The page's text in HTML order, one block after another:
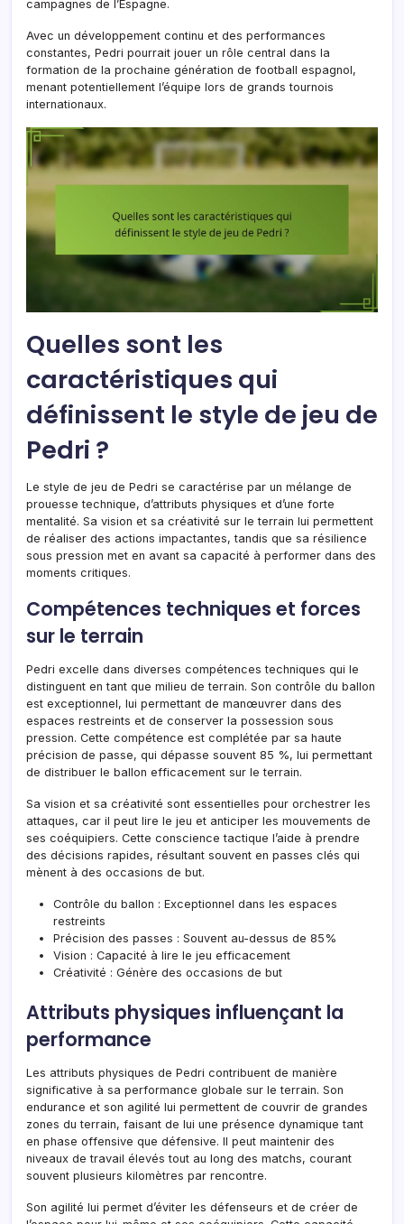
campagnes de l’Espagne.
Avec un développement continu et des performances
constantes, Pedri pourrait jouer un rôle central dans la
formation de la prochaine génération de football espagnol,
menant potentiellement l’équipe lors de grands tournois
internationaux.
Quelles sont les
caractéristiques qui
définissent le style de jeu de
Pedri ?
Le style de jeu de Pedri se caractérise par un mélange de
prouesse technique, d’attributs physiques et d’une forte
mentalité. Sa vision et sa créativité sur le terrain lui permettent
de réaliser des actions impactantes, tandis que sa résilience
sous pression met en avant sa capacité à performer dans des
moments critiques.
Compétences techniques et forces
sur le terrain
Pedri excelle dans diverses compétences techniques qui le
distinguent en tant que milieu de terrain. Son contrôle du ballon
est exceptionnel, lui permettant de manœuvrer dans des
espaces restreints et de conserver la possession sous
pression. Cette compétence est complétée par sa haute
précision de passe, qui dépasse souvent 85 %, lui permettant
de distribuer le ballon efficacement sur le terrain.
Sa vision et sa créativité sont essentielles pour orchestrer les
attaques, car il peut lire le jeu et anticiper les mouvements de
ses coéquipiers. Cette conscience tactique l’aide à prendre
des décisions rapides, résultant souvent en passes clés qui
mènent à des occasions de but.
Contrôle du ballon : Exceptionnel dans les espaces
restreints
Précision des passes : Souvent au-dessus de 85%
Vision : Capacité à lire le jeu efficacement
Créativité : Génère des occasions de but
Attributs physiques influençant la
performance
Les attributs physiques de Pedri contribuent de manière
significative à sa performance globale sur le terrain. Son
endurance et son agilité lui permettent de couvrir de grandes
zones du terrain, faisant de lui une présence dynamique tant
en phase offensive que défensive. Il peut maintenir des
niveaux de travail élevés tout au long des matchs, courant
souvent plusieurs kilomètres par rencontre.
Son agilité lui permet d’éviter les défenseurs et de créer de